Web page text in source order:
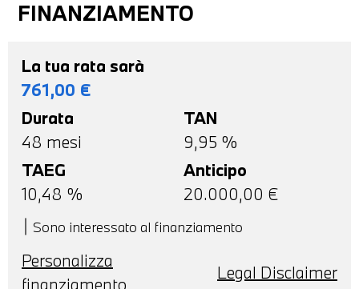
FINANZIAMENTO
La tua rata sarà
761,00 €
Durata
48 mesi
TAN
9,95 %
TAEG
10,48 %
Anticipo
20.000,00 €
Sono interessato al finanziamento
Personalizza
finanziamento
Legal Disclaimer